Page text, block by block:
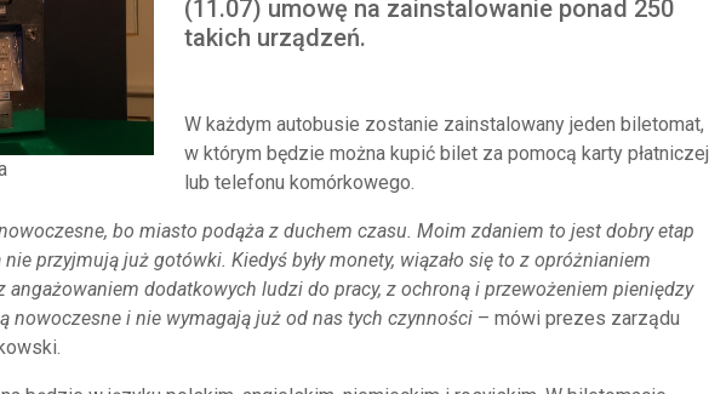
(11.07) umowę na zainstalowanie ponad 250
takich urządzeń.
W każdym autobusie zostanie zainstalowany jeden biletomat,
w którym będzie można kupić bilet za pomocą karty płatniczej
lub telefonu komórkowego.
bo miasto podąża z duchem czasu. Moim zdaniem to jest dobry etap
przyjmują już gotówki. Kiedyś były monety, wiązało się to z opróżnianiem
angażowaniem dodatkowych ludzi do pracy, z ochroną i przewożeniem pieniędzy
nowoczesne i nie wymagają już od nas tych czynności – mówi prezes zarządu